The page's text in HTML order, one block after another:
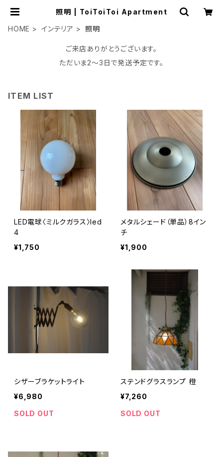
照明 | ToiToiToi Apartment
HOME
インテリア 照明
ご来店ありがとうございます。
ただいま2〜3日で発送予定です。
ITEM LIST
LED電球〈ミルクガラス〉led
4
¥1,750
メタルシェード（単品）8イン
チ
¥1,900
シザーブラケットライト
¥6,980
SOLD OUT
ステンドグラスランプ 橙
¥7,260
SOLD OUT